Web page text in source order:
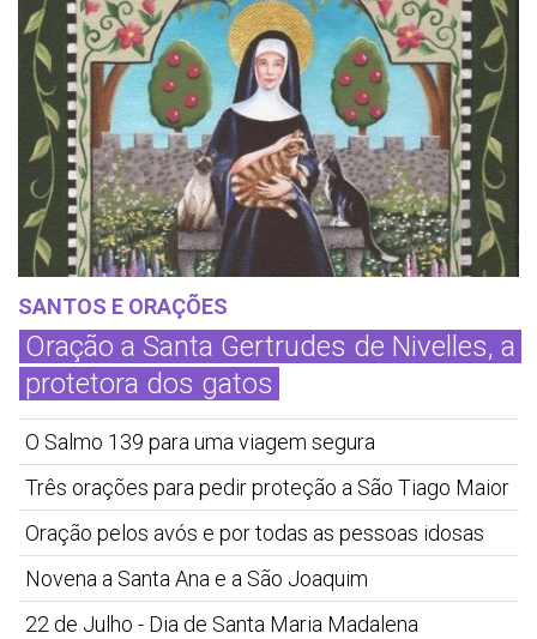
SANTOS E ORAÇÕES
Oração a Santa Gertrudes de Nivelles, a
protetora dos gatos
O Salmo 139 para uma viagem segura
Três orações para pedir proteção a São Tiago Maior
Oração pelos avós e por todas as pessoas idosas
Novena a Santa Ana e a São Joaquim
22 de Julho - Dia de Santa Maria Madalena